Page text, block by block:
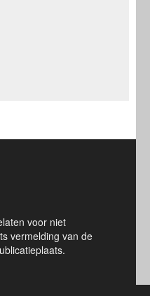
voor niet
vermelding van de